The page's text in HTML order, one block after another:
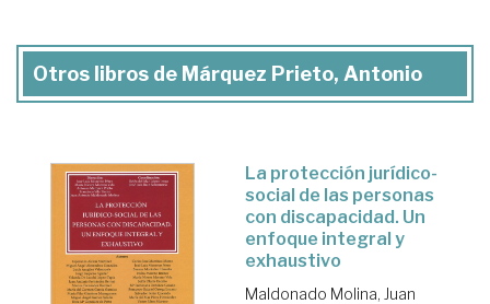
Otros libros de Márquez Prieto, Antonio
La protección jurídico-
social de las personas
con discapacidad. Un
enfoque integral y
exhaustivo
Maldonado Molina, Juan